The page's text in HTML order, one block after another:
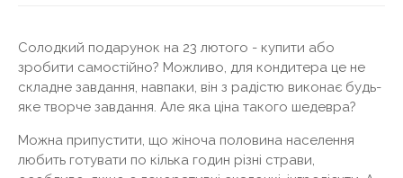
Солодкий подарунок на 23 лютого - купити або
зробити самостійно? Можливо, для кондитера це не
складне завдання, навпаки, він з радістю виконає будь-
яке творче завдання. Але яка ціна такого шедевра?
Можна припустити, що жіноча половина населення
любить готувати по кілька годин різні страви,